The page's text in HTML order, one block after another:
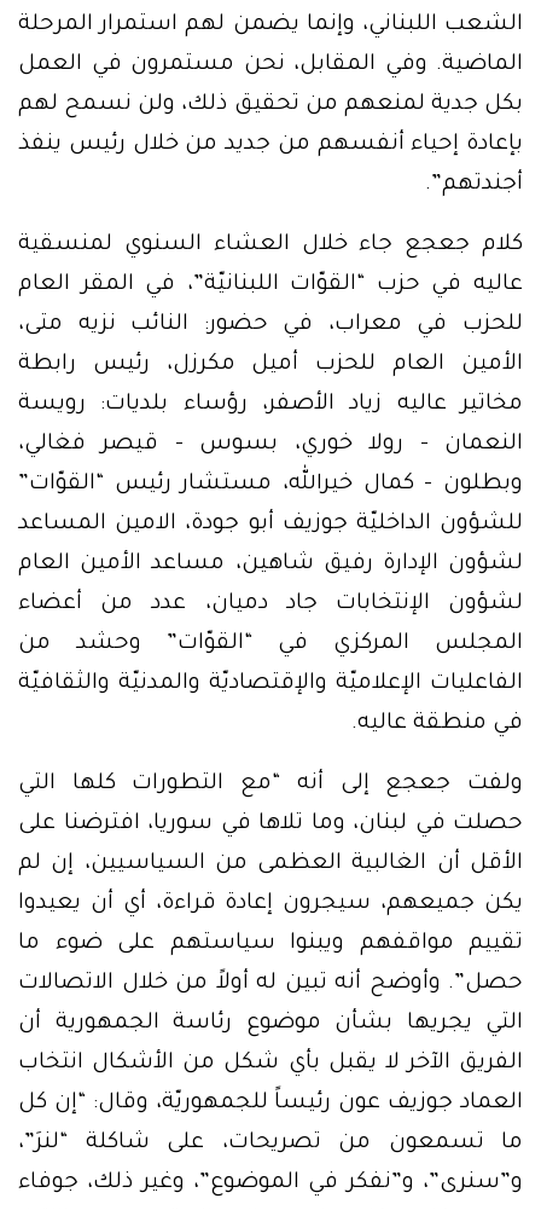
الشعب اللبناني، وإنما يضمن لهم استمرار المرحلة
الماضية. وفي المقابل، نحن مستمرون في العمل
بكل جدية لمنعهم من تحقيق ذلك، ولن نسمح لهم
بإعادة إحياء أنفسهم من جديد من خلال رئيس ينفذ
أجندتهم”.
كلام جعجع جاء خلال العشاء السنوي لمنسقية
عاليه في حزب “القوّات اللبنانيّة”، في المقر العام
للحزب في معراب، في حضور: النائب نزيه متى،
الأمين العام للحزب أميل مكرزل، رئيس رابطة
مخاتير عاليه زياد الأصفر، رؤساء بلديات: رويسة
النعمان – رولا خوري، بسوس – قيصر فغالي،
وبطلون – كمال خيرالله، مستشار رئيس “القوّات”
للشؤون الداخليّة جوزيف أبو جودة، الامين المساعد
لشؤون الإدارة رفيق شاهين، مساعد الأمين العام
لشؤون الإنتخابات جاد دميان، عدد من أعضاء
المجلس المركزي في “القوّات” وحشد من
الفاعليات الإعلاميّة والإقتصاديّة والمدنيّة والثقافيّة
في منطقة عاليه.
ولفت جعجع إلى أنه “مع التطورات كلها التي
حصلت في لبنان، وما تلاها في سوريا، افترضنا على
الأقل أن الغالبية العظمى من السياسيين، إن لم
يكن جميعهم، سيجرون إعادة قراءة، أي أن يعيدوا
تقييم مواقفهم ويبنوا سياستهم على ضوء ما
حصل”. وأوضح أنه تبين له أولاً من خلال الاتصالات
التي يجريها بشأن موضوع رئاسة الجمهورية أن
الفريق الآخر لا يقبل بأي شكل من الأشكال انتخاب
العماد جوزيف عون رئيساً للجمهوريّة، وقال: “إن كل
ما تسمعون من تصريحات، على شاكلة “لنرَ”،
و”سنرى”، و”نفكر في الموضوع”، وغير ذلك، جوفاء